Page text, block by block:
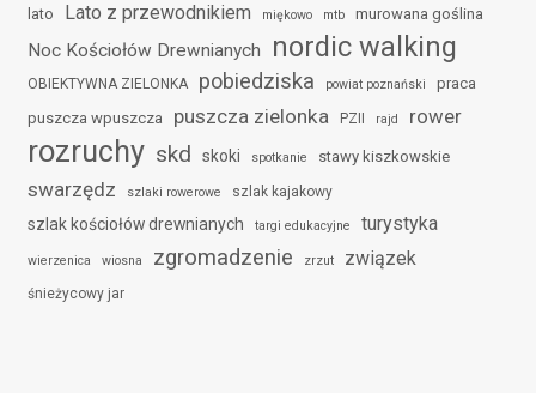
lato Lato z przewodnikiem miękowo mtb murowana goślina
Noc Kościołów Drewnianych nordic walking
OBIEKTYWNA ZIELONKA pobiedziska powiat poznański
praca
puszcza wpuszcza
puszcza zielonka PZII rajd rower
rozruchy skd skoki spotkanie stawy kiszkowskie
swarzędz szlaki rowerowe szlak kajakowy
szlak kościołów drewnianych targi edukacyjne turystyka
wierzenica wiosna zgromadzenie zrzut związek
śnieżycowy jar